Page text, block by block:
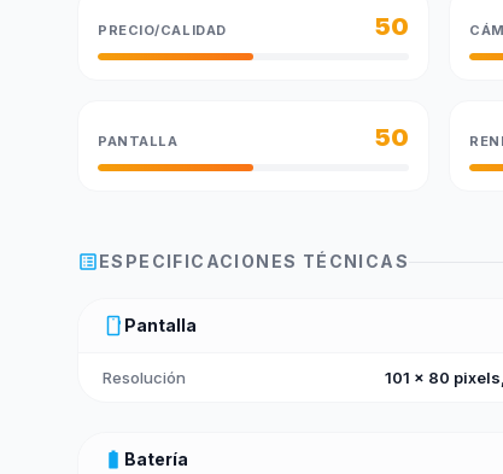
PRECIO/CALIDAD 50
PANTALLA 50
list_altESPECIFICACIONES TÉCNICAS
smartphone Pantalla
Resolución 101 x 80
battery_full Batería